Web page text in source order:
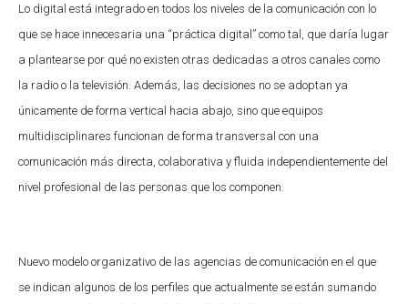
Lo digital está integrado en todos los niveles de la comunicación con lo
que se hace innecesaria una “práctica digital” como tal, que daría lugar
a plantearse por qué no existen otras dedicadas a otros canales como
la radio o la televisión. Además, las decisiones no se adoptan ya
únicamente de forma vertical hacia abajo, sino que equipos
multidisciplinares funcionan de forma transversal con una
comunicación más directa, colaborativa y fluida independientemente del
nivel profesional de las personas que los componen.
Nuevo modelo organizativo de las agencias de comunicación en el que
se indican algunos de los perfiles que actualmente se están sumando